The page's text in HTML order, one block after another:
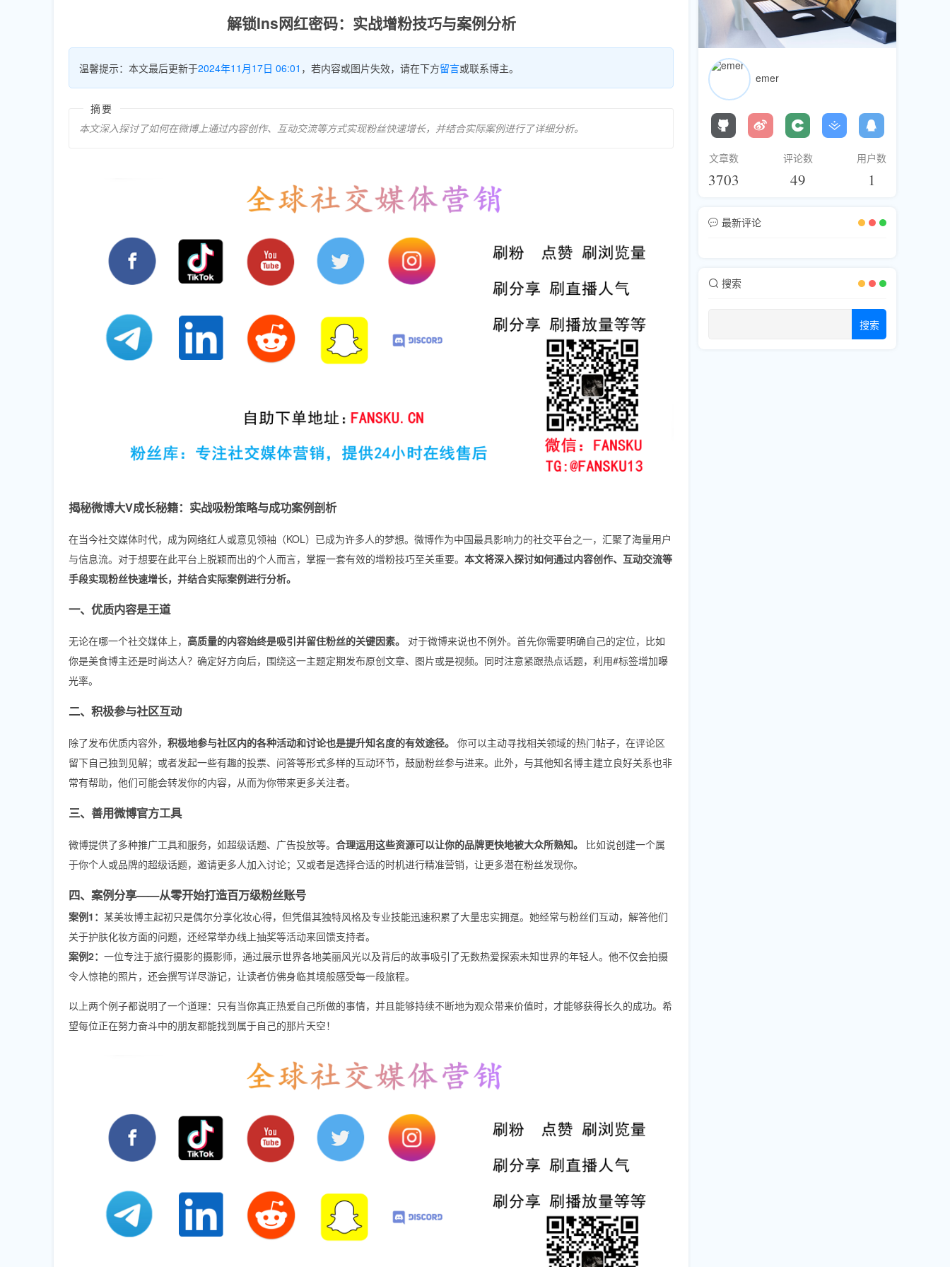
解锁Ins网红密码：实战增粉技巧与案例分析
温馨提示：本文最后更新于2024年11月17日 06:01 ，若内容或图片失效，请在下方留言或联系博主。
摘要
本文深入探讨了如何在微博上通过内容创作、互动交流等方式实现粉丝快速增长，并结合实际案例进行了详细分析。
揭秘微博大V成长秘籍：实战吸粉策略与成功案例剖析
在当今社交媒体时代，成为网络红人或意见领袖（KOL）已成为许多人的梦想。微博作为中国最具影响力的社交平台之一，汇聚了海量用户
与信息流。对于想要在此平台上脱颖而出的个人而言，掌握一套有效的增粉技巧至关重要。 本文将深入探讨如何通过内容创作、互动交流等
手段实现粉丝快速增长，并结合实际案例进行分析。
一、优质内容是王道
无论在哪一个社交媒体上， 高质量的内容始终是吸引并留住粉丝的关键因素。
对于微博来说也不例外。首先你需要明确自己的定位，比如
你是美食博主还是时尚达人？确定好方向后，围绕这一主题定期发布原创文章、图片或是视频。同时注意紧跟热点话题，利用#标签增加曝
光率。
二、积极参与社区互动
除了发布优质内容外， 积极地参与社区内的各种活动和讨论也是提升知名度的有效途径。 你可以主动寻找相关领域的热门帖子，在评论区
留下自己独到见解；或者发起一些有趣的投票、问答等形式多样的互动环节，鼓励粉丝参与进来。此外，与其他知名博主建立良好关系也非
常有帮助，他们可能会转发你的内容，从而为你带来更多关注者。
三、善用微博官方工具
微博提供了多种推广工具和服务，如超级话题、广告投放等。 合理运用这些资源可以让你的品牌更快地被大众所熟知。
比如说创建一个属
于你个人或品牌的超级话题，邀请更多人加入讨论；又或者是选择合适的时机进行精准营销，让更多潜在粉丝发现你。
四、案例分享——从零开始打造百万级粉丝账号
案例1： 某美妆博主起初只是偶尔分享化妆心得，但凭借其独特风格及专业技能迅速积累了大量忠实拥趸。她经常与粉丝们互动，解答他们
关于护肤化妆方面的问题，还经常举办线上抽奖等活动来回馈支持者。
案例2： 一位专注于旅行摄影的摄影师，通过展示世界各地美丽风光以及背后的故事吸引了无数热爱探索未知世界的年轻人。他不仅会拍摄
令人惊艳的照片，还会撰写详尽游记，让读者仿佛身临其境般感受每一段旅程。
以上两个例子都说明了一个道理：只有当你真正热爱自己所做的事情，并且能够持续不断地为观众带来价值时，才能够获得长久的成功。希
望每位正在努力奋斗中的朋友都能找到属于自己的那片天空！
emer
文章数
3703
评论数
49
用户数
1
最新评论
搜索
搜索